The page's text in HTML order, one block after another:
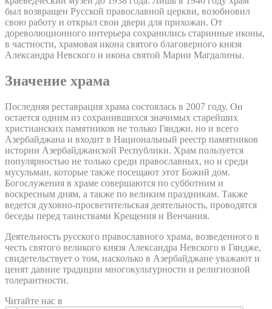
был возвращен Русской православной церкви, возобновил
свою работу и открыл свои двери для прихожан. От
дореволюционного интерьера сохранились старинные иконы,
в частности, храмовая икона святого благоверного князя
Александра Невского и икона святой Марии Магдалины.
Значение храма
Последняя реставрация храма состоялась в 2007 году. Он
остается одним из сохранившихся значимых старейших
христианских памятников не только Гянджи, но и всего
Азербайджана и входит в Национальный реестр памятников
истории Азербайджанской Республики. Храм пользуется
популярностью не только среди православных, но и среди
мусульман, которые также посещают этот Божий дом.
Богослужения в храме совершаются по субботним и
воскресным дням, а также по великим праздникам. Также
ведется духовно-просветительская деятельность, проводятся
беседы перед таинствами Крещения и Венчания.
Деятельность русского православного храма, возведенного в
честь святого великого князя Александра Невского в Гяндже,
свидетельствует о том, насколько в Азербайджане уважают и
ценят давние традиции многокультурности и религиозной
толерантности.
Читайте нас в